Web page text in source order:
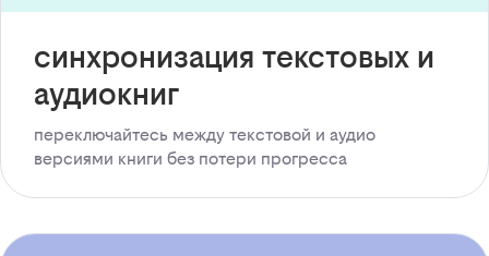
синхронизация текстовых и
аудиокниг
переключайтесь между текстовой и аудио
версиями книги без потери прогресса